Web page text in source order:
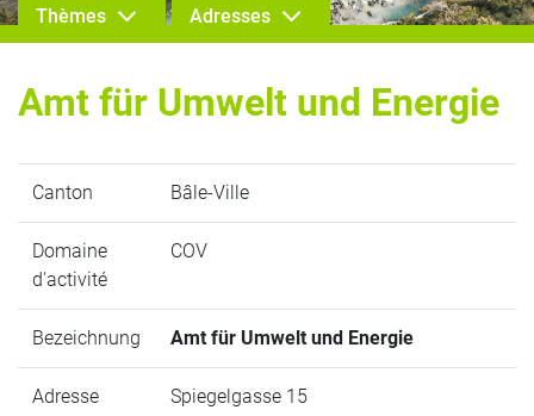
Thèmes Adresses
Amt für Umwelt und Energie
Canton Bâle-Ville
Domaine
d'activité
COV
Bezeichnung Amt für Umwelt und Energie
Adresse Spiegelgasse 15